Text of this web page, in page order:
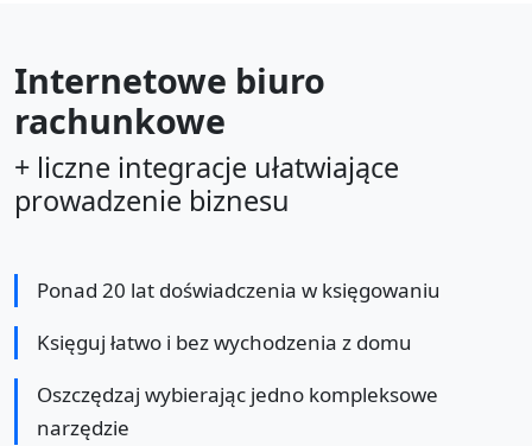
Internetowe biuro
rachunkowe
+ liczne integracje ułatwiające
prowadzenie biznesu
Ponad 20 lat doświadczenia w księgowaniu
Księguj łatwo i bez wychodzenia z domu
Oszczędzaj wybierając jedno kompleksowe
narzędzie